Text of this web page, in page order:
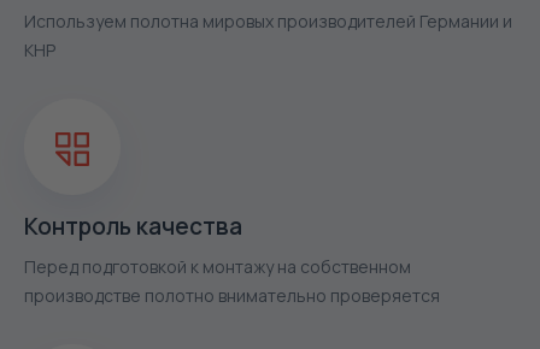
Используем полотна мировых производителей Германии и
КНР
Контроль качества
Перед подготовкой к монтажу на собственном
производстве полотно внимательно проверяется